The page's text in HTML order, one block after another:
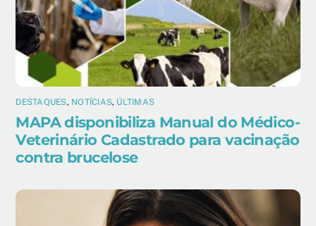
DESTAQUES, NOTÍCIAS, ÚLTIMAS
MAPA disponibiliza Manual do Médico-
Veterinário Cadastrado para vacinação
contra brucelose